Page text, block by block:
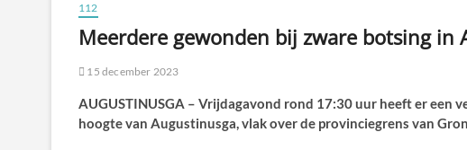
112
Meerdere gewonden bij zware botsing in
15 december 2023
AUGUSTINUSGA – Vrijdagavond rond 17:30 uur heeft er een
hoogte van Augustinusga, vlak over de provinciegrens van